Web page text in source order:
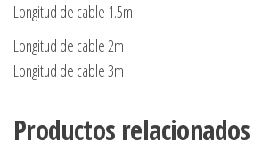
Longitud de cable 1.5m
Longitud de cable 2m
Longitud de cable 3m
Productos relacionados